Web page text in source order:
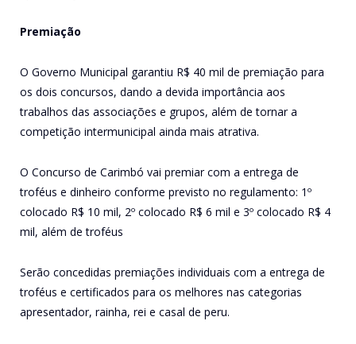
Premiação
O Governo Municipal garantiu R$ 40 mil de premiação para
os dois concursos, dando a devida importância aos
trabalhos das associações e grupos, além de tornar a
competição intermunicipal ainda mais atrativa.
O Concurso de Carimbó vai premiar com a entrega de
troféus e dinheiro conforme previsto no regulamento: 1º
colocado R$ 10 mil, 2º colocado R$ 6 mil e 3º colocado R$ 4
mil, além de troféus
Serão concedidas premiações individuais com a entrega de
troféus e certificados para os melhores nas categorias
apresentador, rainha, rei e casal de peru.